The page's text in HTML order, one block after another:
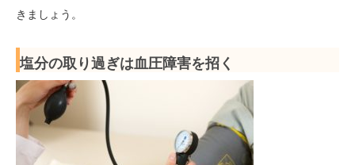
きましょう。
塩分の取り過ぎは血圧障害を招く